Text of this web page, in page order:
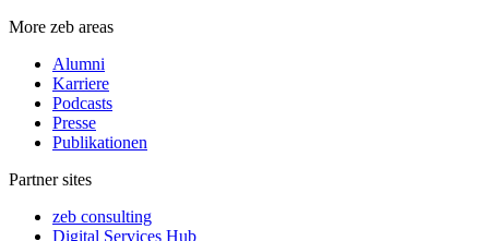
More zeb areas
Alumni
Karriere
Podcasts
Presse
Publikationen
Partner sites
zeb consulting
Digital Services Hub